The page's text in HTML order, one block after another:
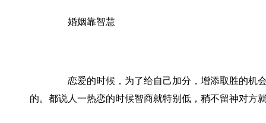
婚姻靠智慧
恋爱的时候，为了给自己加分，增添取胜的机会
的。都说人一热恋的时候智商就特别低，稍不留神对